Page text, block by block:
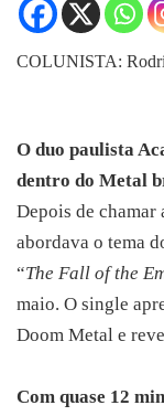
COLUNISTA:
O duo paulista
dentro do Metal
Depois de chamar
abordava o tema
“The Fall of the
maio. O single
Doom Metal e
Com quase 12